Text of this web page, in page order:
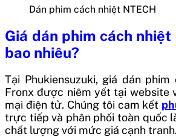
Dán phim cách nhiệt NTECH
Giá dán phim cách
bao nhiêu?
Tại Phukiensuzuki, giá dán phim
Fronx được niêm yết tại website
mại điện tử. Chúng tôi cam kết
trực tiếp và phân phối toàn quốc
chất lượng với mức giá cạnh tranh.